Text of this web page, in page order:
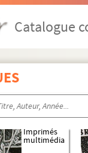
Catalogue
Imprimés
multimédia